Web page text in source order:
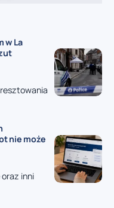
w La
nie może
inni